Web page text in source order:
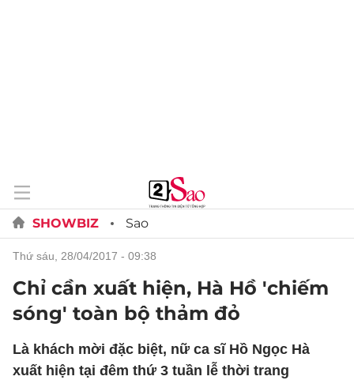
SHOWBIZ Sao
thứ sáu, 28/04/2017 - 09:38
Chỉ cần xuất hiện, Hà Hồ 'chiếm
sóng' toàn bộ thảm đỏ
Là khách mời đặc biệt, nữ ca sĩ Hồ Ngọc Hà
xuất hiện tại đêm thứ 3 tuần lễ thời trang